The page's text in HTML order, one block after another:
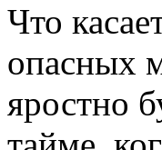
Что
опасных
яростно